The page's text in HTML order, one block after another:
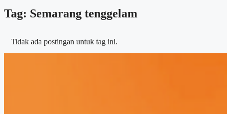
Tag: Semarang tenggelam
Tidak ada postingan untuk tag ini.